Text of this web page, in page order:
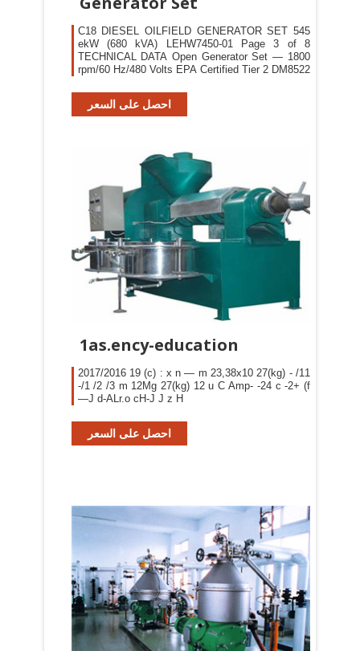
C18 DIESEL OILFIELD GENERATOR SET 545
ekW (680 kVA) LEHW7450-01 Page 3 of 8
TECHNICAL DATA Open Generator Set — 1800
rpm/60 Hz/480 Volts EPA Certified Tier 2 DM8522
احصل على السعر
1as.ency-education
2017/2016 19 (c) : x n — m 23,38x10 27(kg) - /11
-/1 /2 /3 m 12Mg 27(kg) 12 u C Amp- -24 c -2+ (f
—J d-ALr.o cH-J J z H
احصل على السعر